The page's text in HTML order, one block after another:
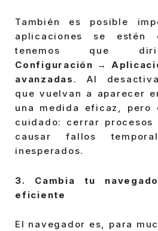
También es posible
aplicaciones se estén
tenemos que
Configuración →
avanzadas . Al
que vuelvan a aparecer
una medida eficaz, pero
cuidado: cerrar procesos
causar fallos
inesperados.
3. Cambia tu
eficiente
El navegador es, para